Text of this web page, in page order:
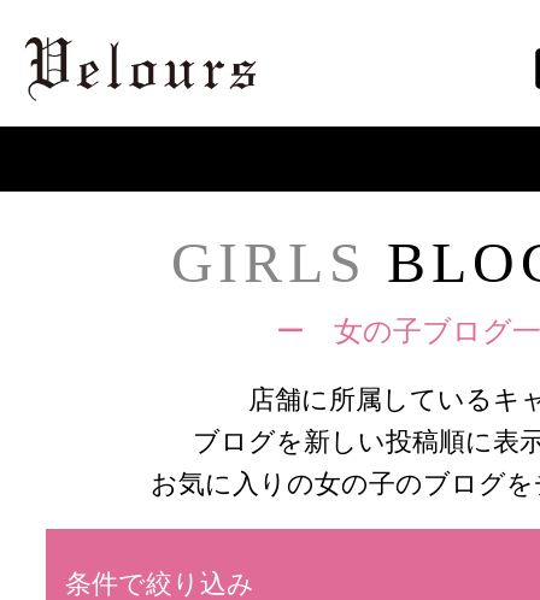
GIRLS
ー 女の子ブログ
店舗に所属しているキ
ブログを新しい投稿順に表
お気に入りの女の子のブログ
条件で絞り込み